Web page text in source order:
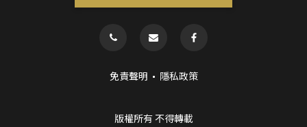
免責聲明 隱私政策
版權所有 不得轉載